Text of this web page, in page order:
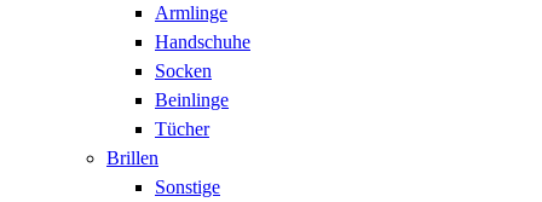
Armlinge
Handschuhe
Socken
Beinlinge
Tücher
Brillen
Sonstige